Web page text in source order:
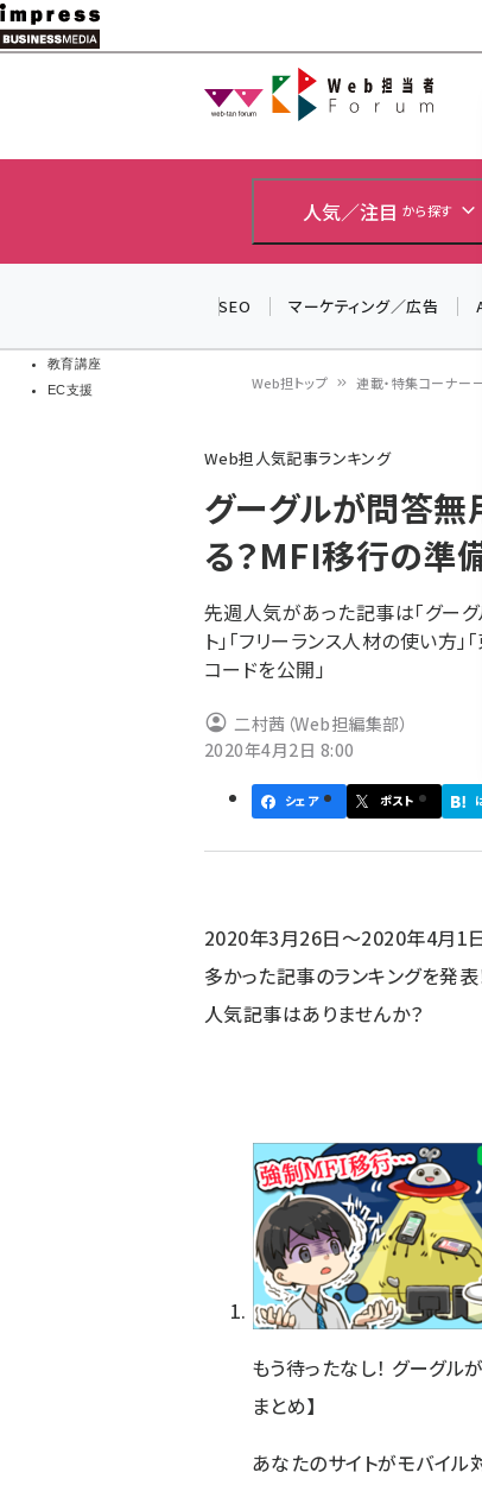
メ
イ
教育講座
EC支援
Web
人気／注目 から探す
SEO マーケティング／広告
ン
く
ず
Web担トップ 連載・特集コーナー
Web担人気記事ランキング
グーグルが問答無
る？MFI移行の準
先週人気があった記事は「グー
ト」「フリーランス人材の使い方
コードを公開」
二村茜（Web担編集部）
2020年4月2日 8:00
シェア ポスト
2020年3月26日～2020年4月1
多かった記事のランキングを発表
人気記事はありませんか？
もう待ったなし！ グーグル
まとめ】
あなたのサイトがモバイル